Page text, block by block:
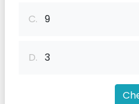
C. 9
D. 3